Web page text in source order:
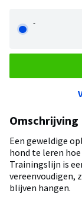
-
Omschrijving
Een geweldige
hond te leren
Trainingslijn is
vereenvoudigen,
blijven hangen.